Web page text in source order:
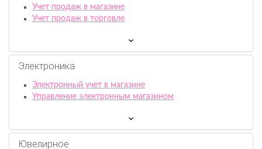
Учет продаж в магазине
Учет продаж в торговле
Электроника
Электронный учет в магазине
Управление электронным магазином
Ювелирное